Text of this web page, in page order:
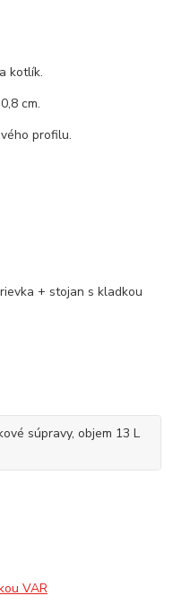
kotlík.
cm.
profilu.
+ stojan s kladkou
súpravy, objem 13 L
VAR